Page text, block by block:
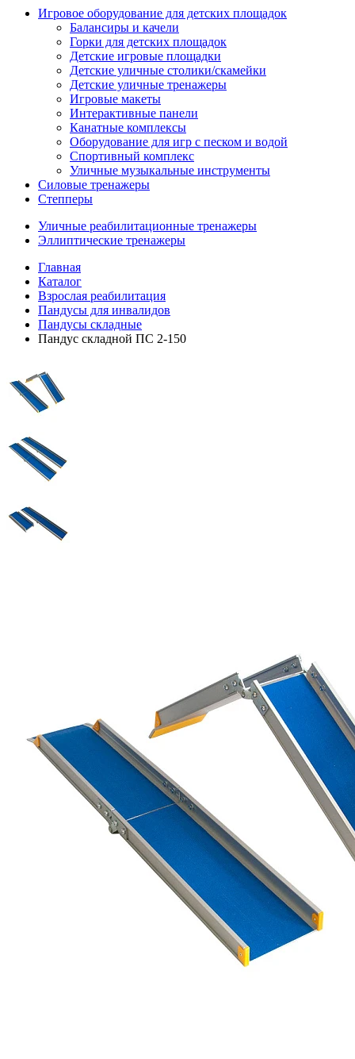
Игровое оборудование для детских площадок
Балансиры и качели
Горки для детских площадок
Детские игровые площадки
Детские уличные столики/скамейки
Детские уличные тренажеры
Игровые макеты
Интерактивные панели
Канатные комплексы
Оборудование для игр с песком и водой
Спортивный комплекс
Уличные музыкальные инструменты
Силовые тренажеры
Степперы
Уличные реабилитационные тренажеры
Эллиптические тренажеры
Главная
Каталог
Взрослая реабилитация
Пандусы для инвалидов
Пандусы складные
Пандус складной ПС 2-150